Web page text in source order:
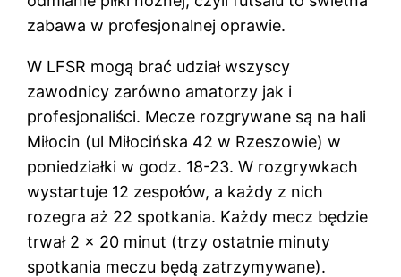
zabawa w profesjonalnej oprawie.
W LFSR mogą brać udział wszyscy
zawodnicy zarówno amatorzy jak i
profesjonaliści. Mecze rozgrywane są na hali
Miłocin (ul Miłocińska 42 w Rzeszowie) w
poniedziałki w godz. 18-23. W rozgrywkach
wystartuje 12 zespołów, a każdy z nich
rozegra aż 22 spotkania. Każdy mecz będzie
trwał 2 x 20 minut (trzy ostatnie minuty
spotkania meczu będą zatrzymywane).